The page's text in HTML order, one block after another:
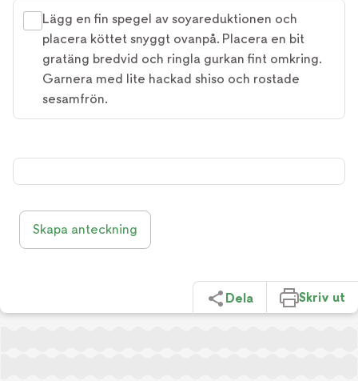
Lägg en fin spegel av soyareduktionen och
placera köttet snyggt ovanpå. Placera en bit
gratäng bredvid och ringla gurkan fint omkring.
Garnera med lite hackad shiso och rostade
sesamfrön.
Skapa anteckning
Dela Skriv ut